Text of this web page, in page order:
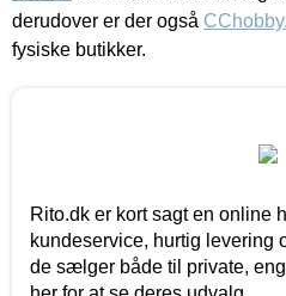
derudover er der også
fysiske butikker.
Rito.dk er kort sagt en online
kundeservice, hurtig levering
de sælger både til private,